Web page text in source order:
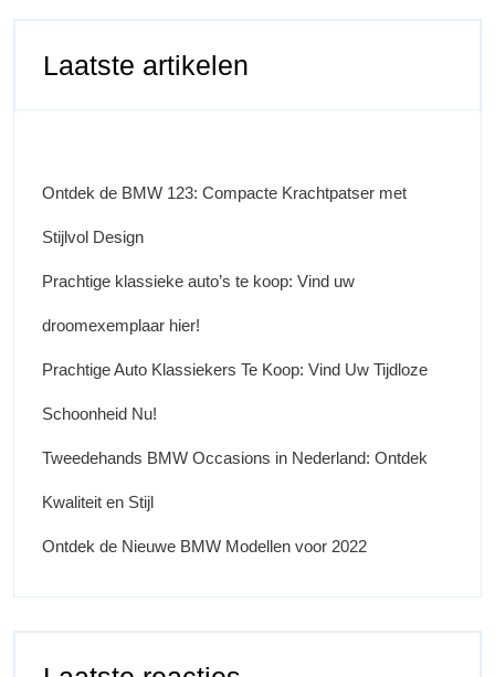
Laatste artikelen
Ontdek de BMW 123: Compacte Krachtpatser met
Stijlvol Design
Prachtige klassieke auto’s te koop: Vind uw
droomexemplaar hier!
Prachtige Auto Klassiekers Te Koop: Vind Uw Tijdloze
Schoonheid Nu!
Tweedehands BMW Occasions in Nederland: Ontdek
Kwaliteit en Stijl
Ontdek de Nieuwe BMW Modellen voor 2022